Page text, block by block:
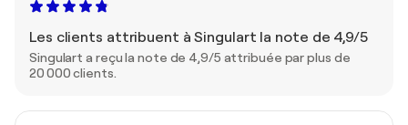
Les clients attribuent à Singulart la note de 4,9/5
Singulart a reçu la note de 4,9/5 attribuée par plus de
20 000 clients.